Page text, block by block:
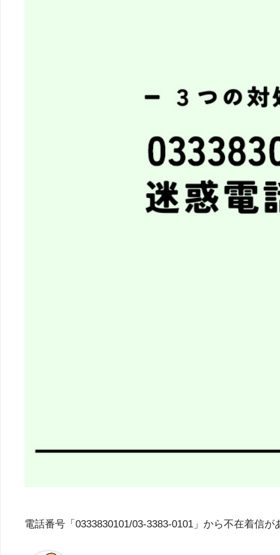
電話番号「0333830101/03-3383-0101」から不在着信